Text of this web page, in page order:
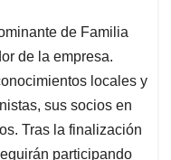
de Familia
de la empresa.
locales y
sus socios en
Tras la finalización
participando